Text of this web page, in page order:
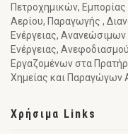
Πετροχημικών,
Αερίου, Παραγωγής ,
Ενέργειας,
Ενέργειας,
Εργαζομένων στα
Χημείας και Παραγώγων
Χρήσιμα Links